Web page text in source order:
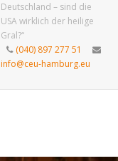
Deutschland – sind die
USA wirklich der heilige
Gral?“
(040) 897 277 51
info@ceu-hamburg.eu